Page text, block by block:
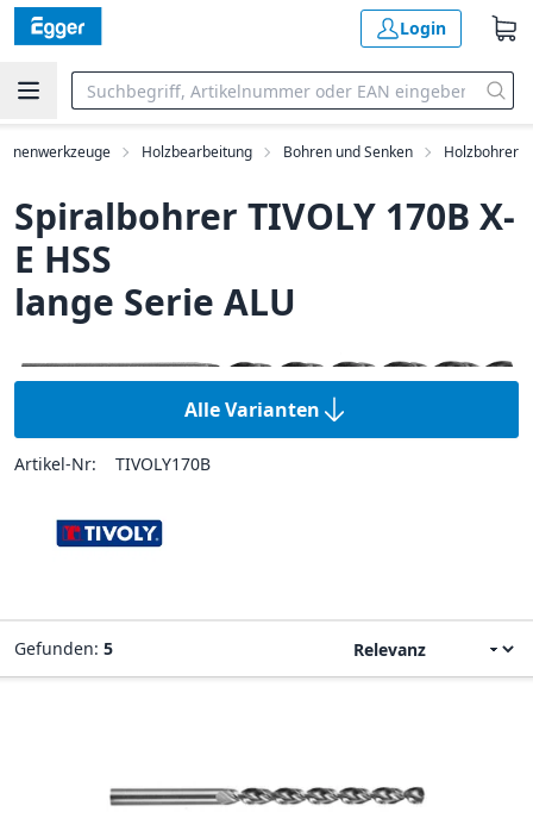
Login
Holzbearbeitung Bohren und Senken Holzbohrer
Spiralbohrer TIVOLY 170B X-
E HSS
lange Serie ALU
Alle Varianten
Artikel-Nr: TIVOLY170B
Gefunden: 5